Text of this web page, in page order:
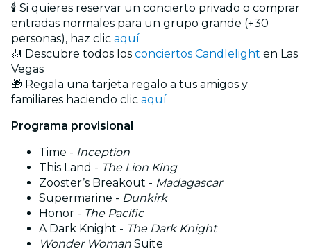
🕯️ Si quieres reservar un concierto privado o comprar
entradas normales para un grupo grande (+30
personas), haz clic aquí
🎻 Descubre todos los conciertos Candlelight en Las
Vegas
🎁 Regala una tarjeta regalo a tus amigos y
familiares haciendo clic aquí
Programa provisional
Time - Inception
This Land - The Lion King
Zooster’s Breakout - Madagascar
Supermarine - Dunkirk
Honor - The Pacific
A Dark Knight - The Dark Knight
Wonder Woman Suite